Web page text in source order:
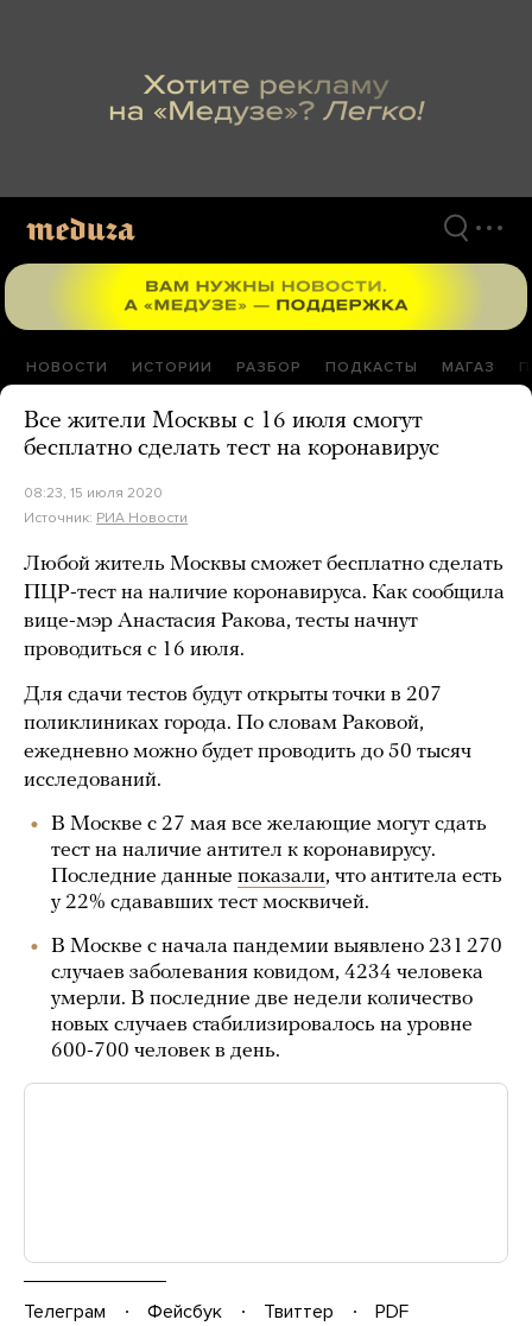
НОВОСТИ ИСТОРИИ РАЗБОР ПОДКАСТЫ МАГАЗ
Все жители Москвы с 16 июля смогут
бесплатно сделать тест на коронавирус
08:23, 15 июля 2020
Источник: РИА Новости
Любой житель Москвы сможет бесплатно сделать
ПЦР-тест на наличие коронавируса. Как сообщила
вице-мэр Анастасия Ракова, тесты начнут
проводиться с 16 июля.
Для сдачи тестов будут открыты точки в 207
поликлиниках города. По словам Раковой,
ежедневно можно будет проводить до 50 тысяч
исследований.
В Москве с 27 мая все желающие могут сдать
тест на наличие антител к коронавирусу.
Последние данные показали, что антитела есть
у 22% сдававших тест москвичей.
В Москве с начала пандемии выявлено 231 270
случаев заболевания ковидом, 4234 человека
умерли. В последние две недели количество
новых случаев стабилизировалось на уровне
600-700 человек в день.
Телеграм Фейсбук Твиттер
PDF